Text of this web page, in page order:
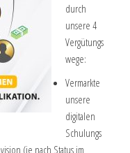
durch
unsere 4
Vergütungs
wege:
Vermarkte
unsere
digitalen
Schulungs
(je nach Status im